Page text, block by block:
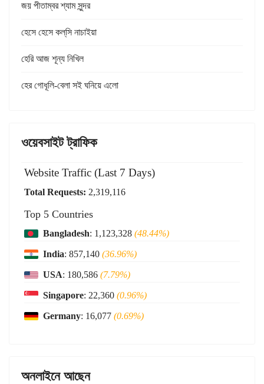
জয় পীতাম্বর শ্যাম সুন্দর
হেসে হেসে কল্‌সি নাচাইয়া
হেরি আজ শূন্য নিখিল
হের গোধূলি-বেলা সই ঘনিয়ে এলো
ওয়েবসাইট ট্রাফিক
Website Traffic (Last 7 Days)
Total Requests: 2,319,116
Top 5 Countries
Bangladesh: 1,123,328 (48.44%)
India: 857,140 (36.96%)
USA: 180,586 (7.79%)
Singapore: 22,360 (0.96%)
Germany: 16,077 (0.69%)
অনলাইনে আছেন